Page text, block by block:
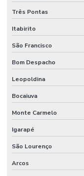
Três Pontas
Itabirito
São Francisco
Bom Despacho
Leopoldina
Bocaiuva
Monte Carmelo
Igarapé
São Lourenço
Arcos